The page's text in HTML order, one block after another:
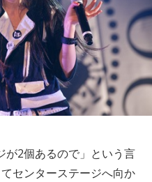
が2個あるので」という言
センターステージへ向か